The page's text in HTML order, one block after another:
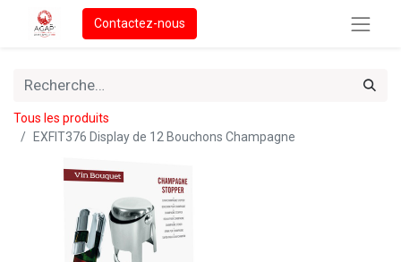
Contactez-nous
Tous les produits
EXFIT376 Display de 12 Bouchons Champagne